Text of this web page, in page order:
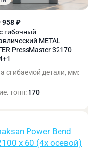
958 ₽
гибочный
METAL
PressMaster 32170
сгибаемой детали, мм:
тонн: 170